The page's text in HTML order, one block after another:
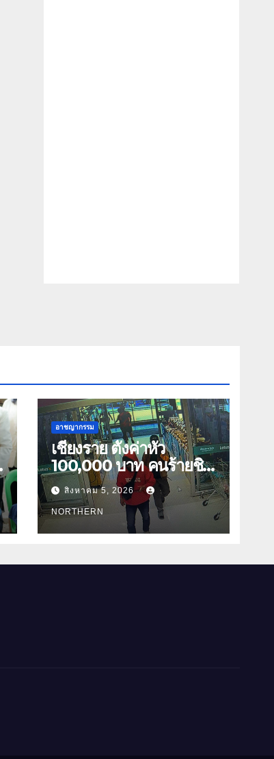
อาชญากรรม
เชียงราย ตั้งค่าหัว
100,000 บาท คนร้ายชิง
ทองเชียงของ ลาวพบ
เสื้อผ้าคนร้ายตั้งจุดตรวจ
ตามเส้นทาง
สิงหาคม 5, 2026
NORTHERN